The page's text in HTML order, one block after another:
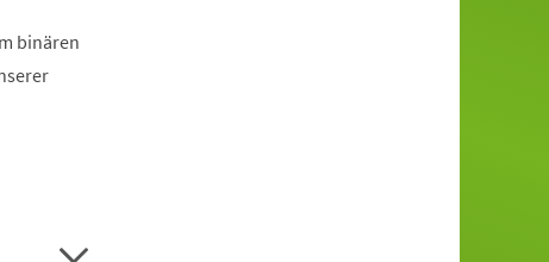
binären